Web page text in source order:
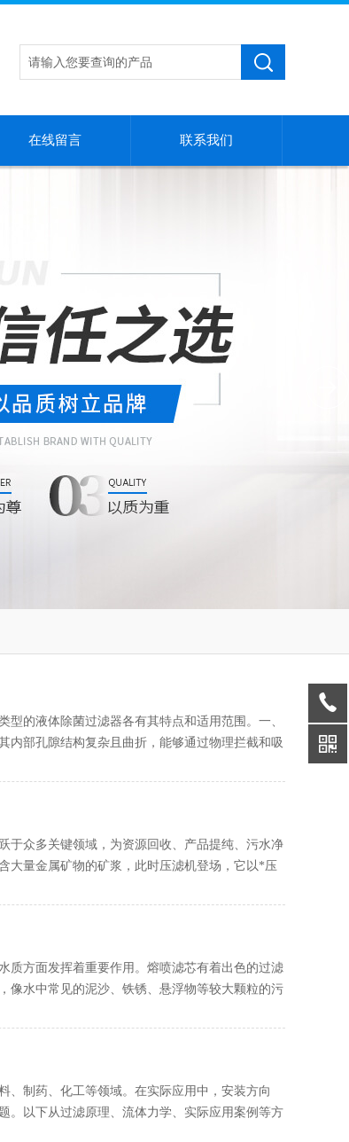
在线留言 联系我们
的液体除菌过滤器各有其特点和适用范围。一、
内部孔隙结构复杂且曲折，能够通过物理拦截和吸
于众多关键领域，为资源回收、产品提纯、污水净
大量金属矿物的矿浆，此时压滤机登场，它以*压
质方面发挥着重要作用。熔喷滤芯有着出色的过滤
像水中常见的泥沙、铁锈、悬浮物等较大颗粒的污
、制药、化工等领域。在实际应用中，安装方向
。以下从过滤原理、流体力学、实际应用案例等方